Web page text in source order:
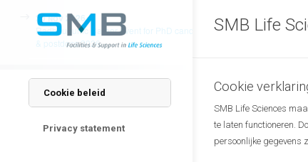
Startup50
briljant idee
Startup Fest
20 nov 2026
Radboudumc Career event for PhD candidates
& postdocs 2026
SMB Life
Cookie beleid
Privacy statement
Cookie
SMB Life Sciences
te laten functioneren.
persoonlijke gegevens